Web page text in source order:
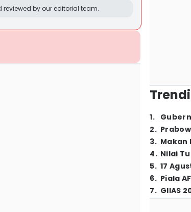
by our editorial team.
1.
2.
3. Makan
4. Nilai
5. 17
6. Piala
7. GIIAS